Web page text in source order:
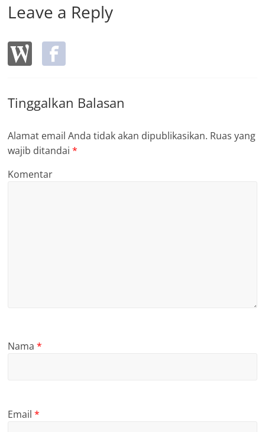
Leave a Reply
Tinggalkan Balasan
Alamat email Anda tidak akan dipublikasikan. Ruas yang
wajib ditandai*
Komentar
Nama*
Email*